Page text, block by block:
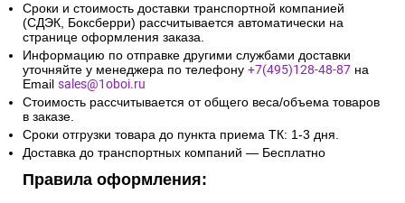
Сроки и стоимость доставки транспортной компанией
(СДЭК, Боксберри) рассчитывается автоматически на
странице оформления заказа.
Информацию по отправке другими службами доставки
уточняйте у менеджера по телефону +7(495)128-48-87 на
Email sales@1oboi.ru
Стоимость рассчитывается от общего веса/объема товаров
в заказе.
Сроки отгрузки товара до пункта приема ТК: 1-3 дня.
Доставка до транспортных компаний — Бесплатно
Правила оформления: